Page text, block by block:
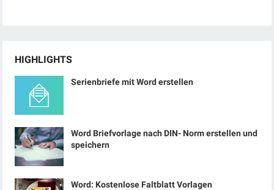
HIGHLIGHTS
Serienbriefe mit Word erstellen
Word Briefvorlage nach DIN- Norm erstellen und
speichern
Word: Kostenlose Faltblatt Vorlagen